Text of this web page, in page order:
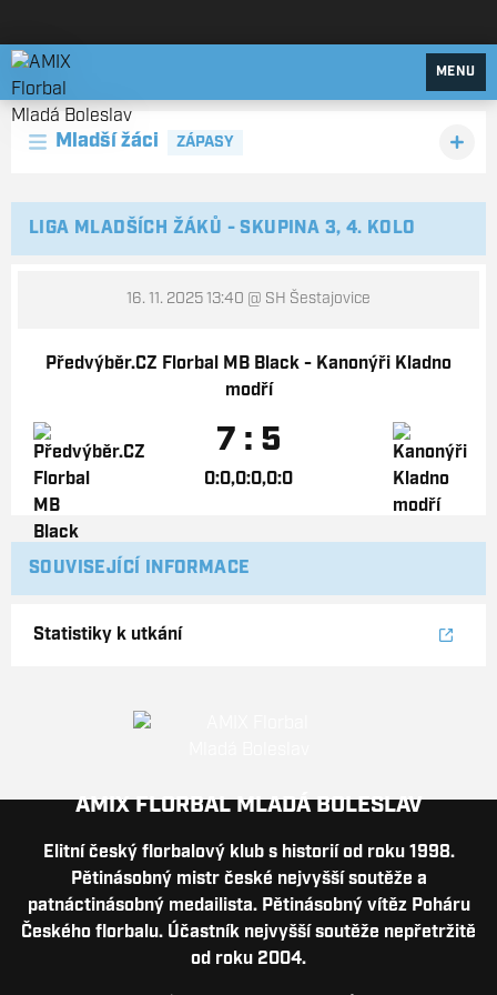
AMIX Florbal Mladá Boleslav
MENU
Mladší žáci ZÁPASY
LIGA MLADŠÍCH ŽÁKŮ - SKUPINA 3, 4. KOLO
16. 11. 2025 13:40 @ SH Šestajovice
Předvýběr.CZ Florbal MB Black - Kanonýři Kladno
modří
7 : 5
0:0,0:0,0:0
SOUVISEJÍCÍ INFORMACE
Statistiky k utkání
AMIX FLORBAL MLADÁ BOLESLAV
Elitní český florbalový klub s historií od roku 1998.
Pětinásobný mistr české nejvyšší soutěže a
patnáctinásobný medailista. Pětinásobný vítěz Poháru
Českého florbalu. Účastník nejvyšší soutěže nepřetržitě
od roku 2004.